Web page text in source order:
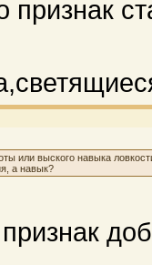
признак
или выского навыка
а навык?